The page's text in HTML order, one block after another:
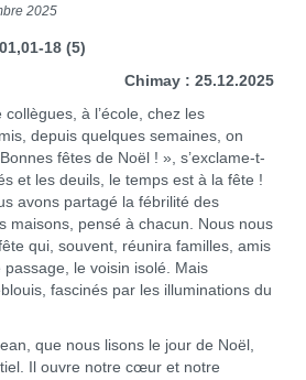
2025
18 (5)
Chimay : 25.12.2025
à l’école, chez les
depuis quelques semaines, on
fêtes de Noël ! », s’exclame-t-
et les deuils, le temps est à la fête !
avons partagé la fébrilité des
maisons, pensé à chacun. Nous nous
qui, souvent, réunira familles, amis
passage, le voisin isolé. Mais
fascinés par les illuminations du
que nous lisons le jour de Noël,
Il ouvre notre cœur et notre